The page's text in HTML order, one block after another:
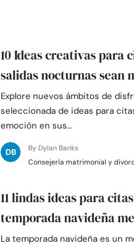
10 Ideas creativas para
salidas nocturnas sean
Explore nuevos ámbitos de
seleccionada de ideas para
emoción en sus…
By Dylan Banks
Consejería matrimonial y
11 lindas ideas para
temporada navideña
La temporada navideña es un